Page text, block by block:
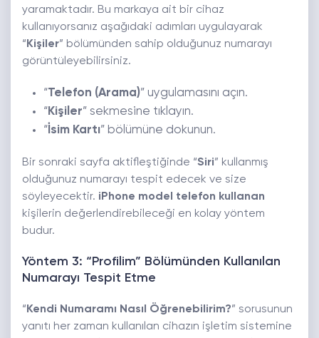
yaramaktadır. Bu markaya ait bir cihaz
kullanıyorsanız aşağıdaki adımları uygulayarak
“ Kişiler” bölümünden sahip olduğunuz numarayı
görüntüleyebilirsiniz.
“Telefon (Arama)” uygulamasını açın.
“Kişiler” sekmesine tıklayın.
“ İsim Kartı” bölümüne dokunun.
Bir sonraki sayfa aktifleştiğinde “Siri” kullanmış
olduğunuz numarayı tespit edecek ve size
söyleyecektir. iPhone model telefon kullanan
kişilerin değerlendirebileceği en kolay yöntem
budur.
Yöntem 3: “Profilim” Bölümünden Kullanılan
Numarayı Tespit Etme
“ Kendi Numaramı Nasıl Öğrenebilirim?” sorusunun
yanıtı her zaman kullanılan cihazın işletim sistemine